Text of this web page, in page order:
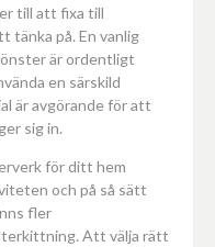
till att fixa till
tänka på. En vanlig
är ordentligt
en särskild
är avgörande för att
sig in.
för ditt hem
och på så sätt
fler
Att välja rätt